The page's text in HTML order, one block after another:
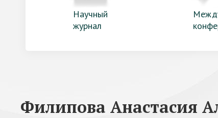
Научный
журнал
Филипова Анастасия